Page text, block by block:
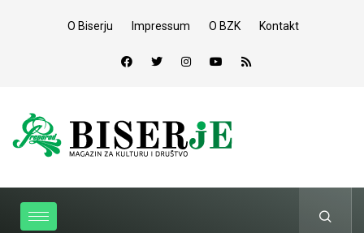
O Biserju Impressum O BZK Kontakt